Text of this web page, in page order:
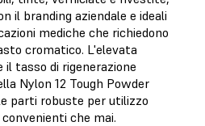
il branding aziendale e ideali
mediche che richiedono
cromatico. L'elevata
tasso di rigenerazione
Nylon 12 Tough Powder
parti robuste per utilizzo
che mai.